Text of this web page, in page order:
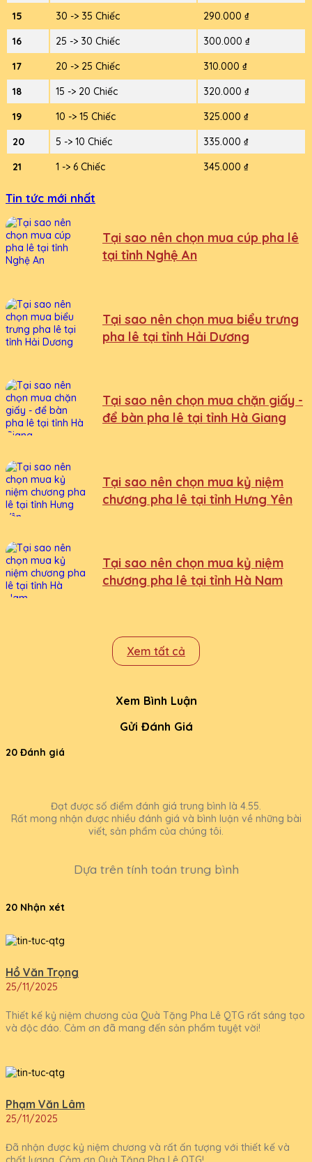
15 30 -> 35 Chiếc
290.000 ₫
16
25 -> 30 Chiếc
300.000 ₫
17
20 -> 25 Chiếc
310.000 ₫
18
15 -> 20 Chiếc
320.000 ₫
19
10 -> 15 Chiếc
325.000 ₫
20
5 -> 10 Chiếc
335.000 ₫
21
1 -> 6 Chiếc 345.000 ₫
Tin tức mới nhất
Tại sao nên chọn mua cúp pha lê
tại tỉnh Nghệ An
Tại sao nên chọn mua biểu trưng
pha lê tại tỉnh Hải Dương
Tại sao nên chọn mua chặn giấy -
để bàn pha lê tại tỉnh Hà Giang
Tại sao nên chọn mua kỷ niệm
chương pha lê tại tỉnh Hưng Yên
Tại sao nên chọn mua kỷ niệm
chương pha lê tại tỉnh Hà Nam
Xem tất cả
Xem Bình Luận
Gửi Đánh Giá
20 Đánh giá
Đạt được số điểm đánh giá trung bình là 4.55.
Rất mong nhận được nhiều đánh giá và bình luận về những bài
viết, sản phẩm của chúng tôi.
Dựa trên tính toán trung bình
20 Nhận xét
Hồ Văn Trọng
25/11/2025
Thiết kế kỷ niệm chương của Quà Tặng Pha Lê QTG rất sáng tạo
và độc đáo. Cảm ơn đã mang đến sản phẩm tuyệt vời!
Phạm Văn Lâm
25/11/2025
Đã nhận được kỷ niệm chương và rất ấn tượng với thiết kế và